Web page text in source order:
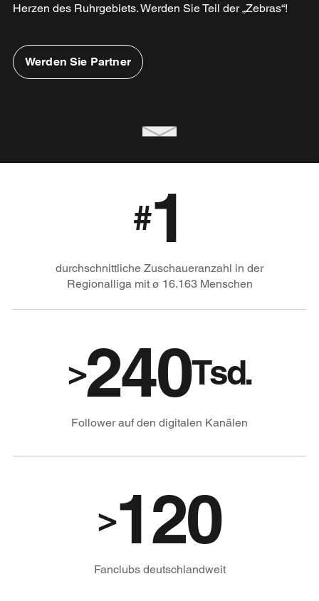
Herzen des Ruhrgebiets. Werden Sie Teil der „Zebras“!
Werden Sie Partner
#1
durchschnittliche Zuschaueranzahl in der
Regionalliga mit ø 16.163 Menschen
>240Tsd.
Follower auf den digitalen Kanälen
>120
Fanclubs deutschlandweit